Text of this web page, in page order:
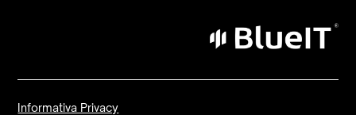
Informativa Privacy